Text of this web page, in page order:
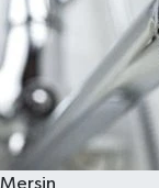
Mersin